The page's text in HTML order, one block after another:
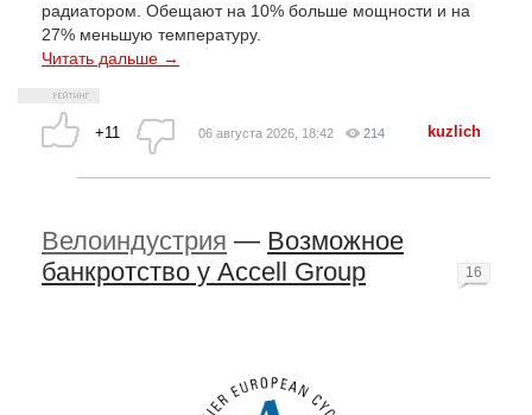
радиатором. Обещают на 10% больше мощности и на
27% меньшую температуру.
Читать дальше →
+11 06 августа 2026, 18:42 214 kuzlich
Велоиндустрия — Возможное
банкротство у Accell Group
16